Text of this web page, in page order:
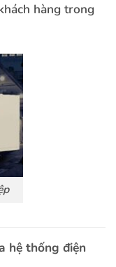
hàng trong
hệ thống điện